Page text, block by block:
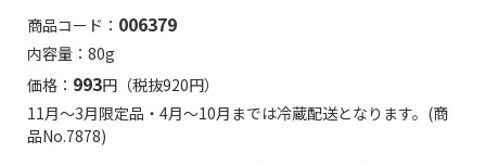
商品コード： 006379
内容量：80g
価格： 993円（税抜920円）
11月～3月限定品・4月～10月までは冷蔵配送となります。(商
品No.7878)